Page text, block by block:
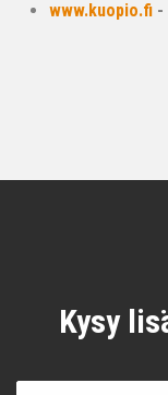
www.kuopio.fi -
Kysy